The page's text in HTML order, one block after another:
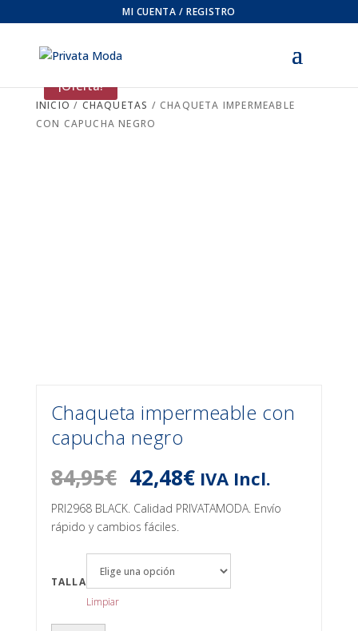
MI CUENTA / REGISTRO
INICIO / CHAQUETAS / CHAQUETA IMPERMEABLE
CON CAPUCHA NEGRO
¡Oferta!
Chaqueta impermeable con
capucha negro
84,95€ El
precio
original
era:
84,95€.
42,48€El
precio
actual
42,48€.
IVA Incl.
PRI2968 BLACK. Calidad PRIVATAMODA. Envío
rápido y cambios fáciles.
TALLA
Limpiar